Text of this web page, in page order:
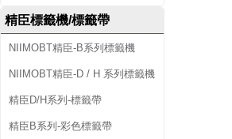
精臣標籤機/標籤帶
NIIMOBT精臣-B系列標籤機
NIIMOBT精臣-D / H 系列標籤機
精臣D/H系列-標籤帶
精臣B系列-彩色標籤帶